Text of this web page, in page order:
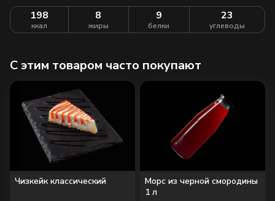
198
ккал
8
жиры
9
белки
23
углеводы
C этим товаром часто покупают
Чизкейк классический
Морс из черной смородины
1 л